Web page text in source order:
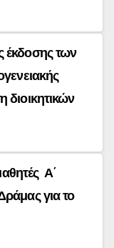
έκδοσης των
διοικητικών
Α΄
για το